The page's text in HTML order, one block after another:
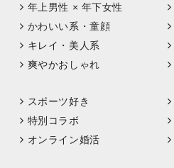
年上男性 × 年下女性
かわいい系・童顔
キレイ・美人系
爽やかおしゃれ
スポーツ好き
特別コラボ
オンライン婚活